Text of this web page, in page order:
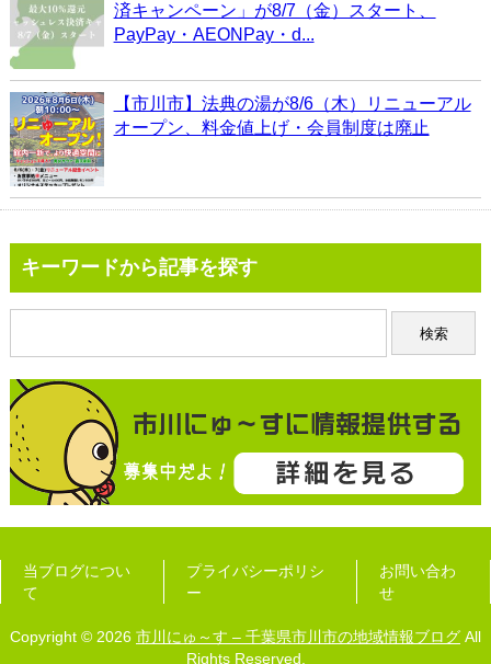
済キャンペーン」が8/7（金）スタート、
PayPay・AEONPay・d...
【市川市】法典の湯が8/6（木）リニューアル
オープン、料金値上げ・会員制度は廃止
キーワードから記事を探す
当ブログについ
て
プライバシーポリシ
ー
お問い合わ
せ
Copyright © 2026 市川にゅ～す – 千葉県市川市の地域情報ブログ All
Rights Reserved.